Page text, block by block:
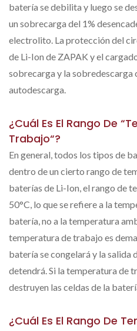
batería se debilita y luego se
un sobrecarga del 1%
electrolito. La protección del
de Li-Ion de ZAPAK y el
sobrecarga y la sobredescarga
autodescarga.
¿Cuál Es El Rango De
Trabajo“?
En general, todos los tipos de
dentro de un cierto rango de
baterías de Li-Ion, el rango de
50°C, lo que se refiere a la
batería, no a la temperatura
temperatura de trabajo es
batería se congelará y la salida
detendrá. Si la temperatura de
destruyen las celdas de la
¿Cuál Es El Rango De